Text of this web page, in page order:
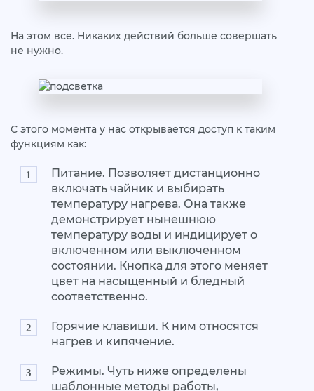
На этом все. Никаких действий больше совершать
не нужно.
С этого момента у нас открывается доступ к таким
функциям как:
Питание. Позволяет дистанционно
включать чайник и выбирать
температуру нагрева. Она также
демонстрирует нынешнюю
температуру воды и индицирует о
включенном или выключенном
состоянии. Кнопка для этого меняет
цвет на насыщенный и бледный
соответственно.
Горячие клавиши. К ним относятся
нагрев и кипячение.
Режимы. Чуть ниже определены
шаблонные методы работы,